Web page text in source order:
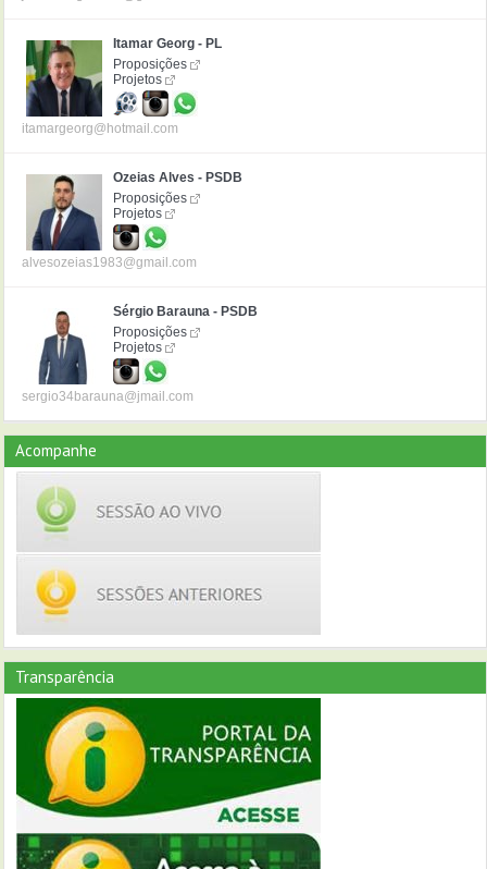
Itamar Georg - PL
Proposições
Projetos
itamargeorg@hotmail.com
Ozeias Alves - PSDB
Proposições
Projetos
alvesozeias1983@gmail.com
Sérgio Barauna - PSDB
Proposições
Projetos
sergio34barauna@jmail.com
Acompanhe
Transparência